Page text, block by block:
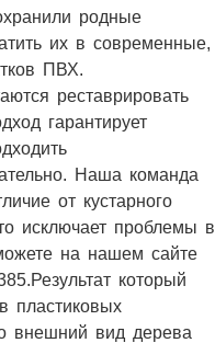
родные
их в современные,
ПВХ.
реставрировать
гарантирует
Наша команда
от кустарного
исключает проблемы в
на нашем сайте
который
пластиковых
внешний вид дерева